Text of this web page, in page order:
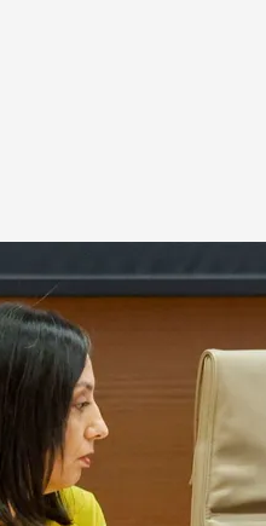
a Koldo García
en la comisión
material sanitario en la